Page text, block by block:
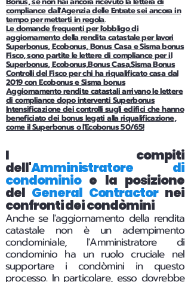
compliance dall'Agenzia delle Entrate sei ancora in
tempo per metterti in regola.
Le domande frequenti per l'obbligo di
aggiornamento della rendita catastale per lavori
Superbonus, Ecobonus, Bonus Casa e Sisma bonus
Fisco, sono partite le lettere di compliance per il
Superbonus, Ecobonus,Bonus Casa,Sisma Bonus
Controlli del Fisco per chi ha riqualificato casa dal
2019 con Ecobonus e Sisma bonus
Aggiornamento rendite catastali arrivano le lettere
di compliance dopo interventi Superbonus
Intensificazione dei controlli sugli edifici che hanno
beneficiato dei bonus legati alla riqualificazione,
come il Superbonus o l'Ecobonus 50/65!
I compiti
dell'Amministratore di
condominioe la posizione
del General Contractornei
confronti dei condòmini
Anche se l'aggiornamento della rendita
catastale non è un adempimento
condominiale, l'Amministratore di
condominio ha un ruolo cruciale nel
supportare i condòmini in questo
processo. In particolare, esso dovrebbe